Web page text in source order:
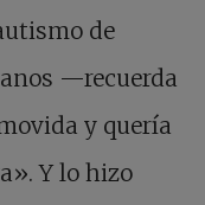
de
—recuerda
y quería
Y lo hizo